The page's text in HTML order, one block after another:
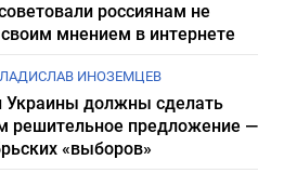
россиянам не
мнением в интернете
ИНОЗЕМЦЕВ
Украины должны сделать
решительное предложение —
«выборов»